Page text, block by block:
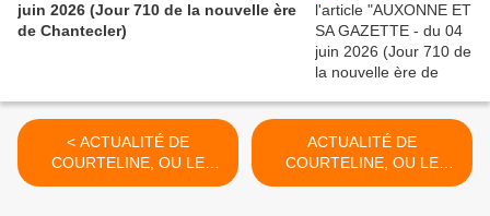
juin 2026 (Jour 710 de la nouvelle ère
de Chantecler)
< ACTUALITÉ DE
COURTELINE, OU LE
MINIBUS DE 9h47 - du 16
ACTUALITÉ DE
COURTELINE, OU LE
MINIBUS DE 9h47 (SUITE)